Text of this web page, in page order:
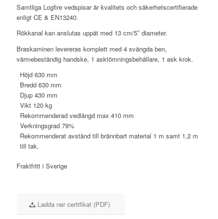
Samtliga Logfire vedspisar är kvalitets och säkerhetscertifierade
enligt CE & EN13240.
Rökkanal kan anslutas uppåt med 13 cm/5″ diameter.
Braskaminen levereras komplett med 4 svängda ben,
värmebeständig handske, 1 asktömningsbehållare, 1 ask krok.
Höjd 630 mm
Bredd 630 mm
Djup 430 mm
Vikt 120 kg
Rekommenderad vedlängd max 410 mm
Verkningsgrad 79%
Rekommenderat avstånd till brännbart material 1 m samt 1,2 m
till tak.
Fraktfritt i Sverige
Ladda ner certifikat (PDF)